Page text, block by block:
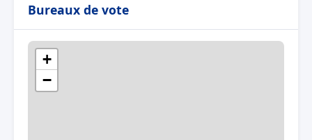
Bureaux de vote
+
−